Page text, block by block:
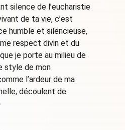
silence de l’eucharistie
de ta vie, c’est
humble et silencieuse,
respect divin et du
je porte au milieu de
style de mon
l’ardeur de ma
découlent de